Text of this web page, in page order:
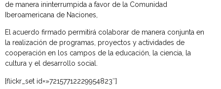
de manera ininterrumpida a favor de la Comunidad
Iberoamericana de Naciones,
El acuerdo firmado permitirá colaborar de manera conjunta en
la realización de programas, proyectos y actividades de
cooperación en los campos de la educación, la ciencia, la
cultura y el desarrollo social.
[flickr_set id=»72157712229954823″]